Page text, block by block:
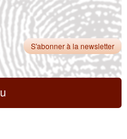
S'abonner à la newsletter